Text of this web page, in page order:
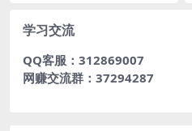
学习交流
QQ客服：312869007
网赚交流群：37294287